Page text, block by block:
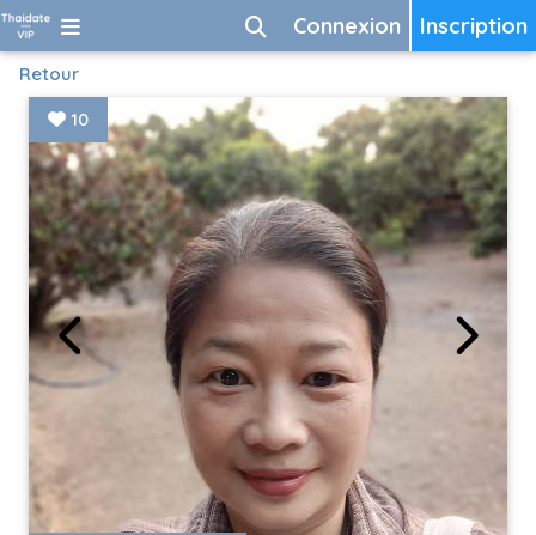
Inscription
Connexion
Retour
10